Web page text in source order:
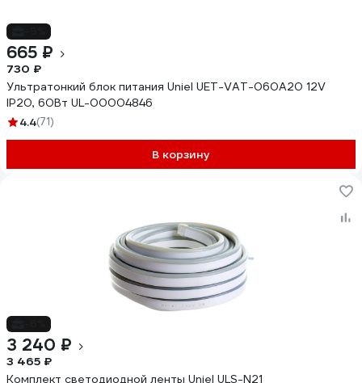
665 ₽
730 ₽
Ультратонкий блок питания Uniel UET-VAT-060A20 12V
IP20, 60Вт UL-00004846
4.4(71)
В корзину
3 240 ₽
3 465 ₽
Комплект светодиодной ленты Uniel ULS-N21